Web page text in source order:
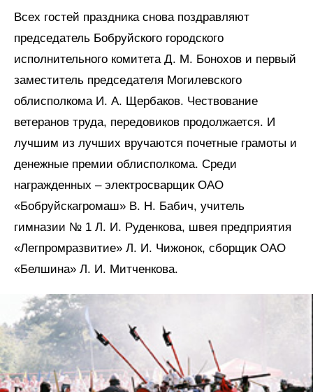
Всех гостей праздника снова поздравляют
председатель Бобруйского городского
исполнительного комитета Д. М. Бонохов и первый
заместитель председателя Могилевского
облисполкома И. А. Щербаков. Чествование
ветеранов труда, передовиков продолжается. И
лучшим из лучших вручаются почетные грамоты и
денежные премии облисполкома. Среди
награжденных – электросварщик ОАО
«Бобруйскагромаш» В. Н. Бабич, учитель
гимназии № 1 Л. И. Руденкова, швея предприятия
«Легпромразвитие» Л. И. Чижонок, сборщик ОАО
«Белшина» Л. И. Митченкова.